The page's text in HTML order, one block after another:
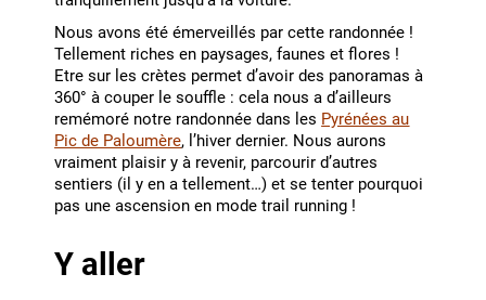
Nous avons été émerveillés par cette randonnée !
Tellement riches en paysages, faunes et flores !
Etre sur les crètes permet d’avoir des panoramas à
360° à couper le souffle : cela nous a d’ailleurs
remémoré notre randonnée dans les Pyrénées au
Pic de Paloumère, l’hiver dernier. Nous aurons
vraiment plaisir y à revenir, parcourir d’autres
sentiers (il y en a tellement…) et se tenter pourquoi
pas une ascension en mode trail running !
Y aller